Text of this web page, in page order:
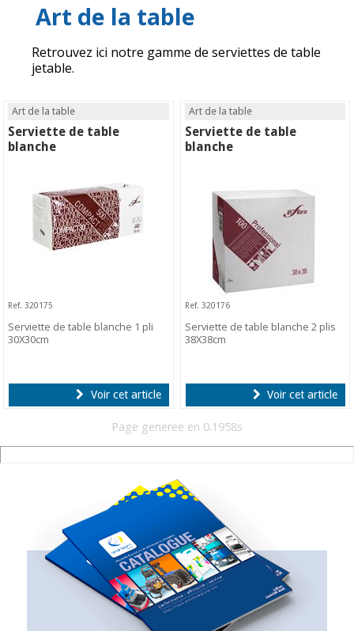
Art de la table
Retrouvez ici notre gamme de serviettes de table
jetable.
Art de la table
Serviette de table
blanche
Ref. 320175
Serviette de table blanche 1 pli
30X30cm
Voir cet article
Art de la table
Serviette de table
blanche
Ref. 320176
Serviette de table blanche 2 plis
38X38cm
Voir cet article
Page generee en 0.1958s